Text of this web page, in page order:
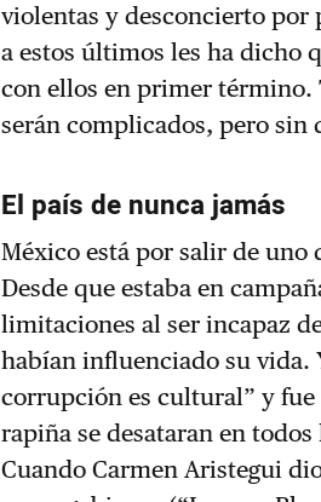
violentas y desconcierto por
a estos últimos les ha dicho
con ellos en primer término.
serán complicados, pero sin
El país de nunca jamás
México está por salir de uno
Desde que estaba en
limitaciones al ser incapaz
habían influenciado su vida.
corrupción es cultural” y fue
rapiña se desataran en
Cuando Carmen Aristegui